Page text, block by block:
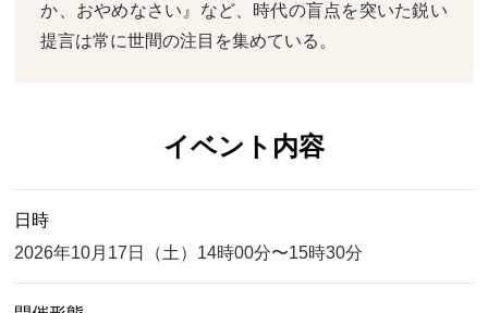
か、おやめなさい』など、時代の盲点を突いた鋭い
提言は常に世間の注目を集めている。
イベント内容
日時
2026年10月17日（土）14時00分〜15時30分